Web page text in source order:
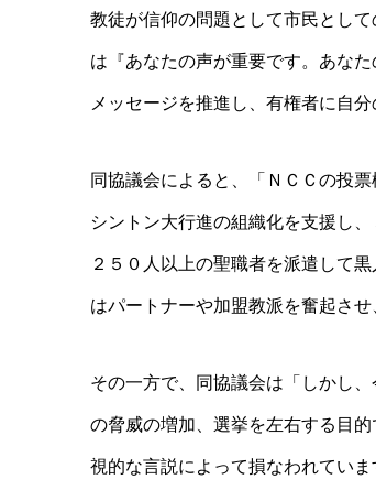
教徒が信仰の問題として市民として
は『あなたの声が重要です。 あなた
メッセージを推進し、有権者に自分
同協議会によると、「ＮＣＣの投
シントン大行進の組織化を支援し、
２５０人以上の聖職者を派遣して
はパートナーや加盟教派を奮起さ
その一方で、同協議会は「しかし
の脅威の増加、選挙を左右する目
視的な言説によって損なわれていま